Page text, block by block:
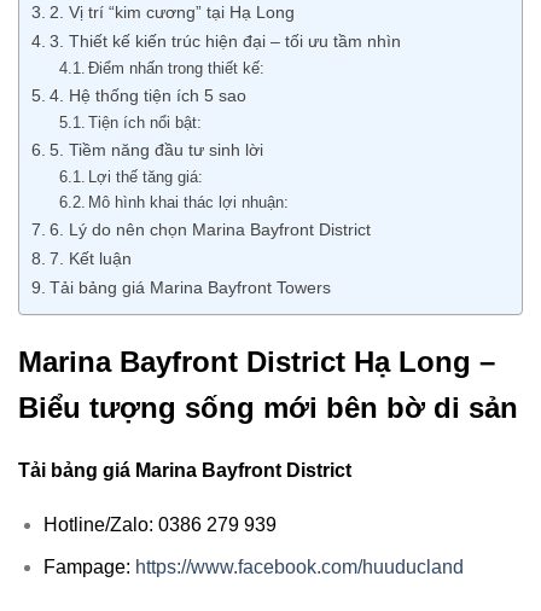
2. Vị trí “kim cương” tại Hạ Long
3. Thiết kế kiến trúc hiện đại – tối ưu tầm nhìn
Điểm nhấn trong thiết kế:
4. Hệ thống tiện ích 5 sao
Tiện ích nổi bật:
5. Tiềm năng đầu tư sinh lời
Lợi thế tăng giá:
Mô hình khai thác lợi nhuận:
6. Lý do nên chọn Marina Bayfront District
7. Kết luận
Tải bảng giá Marina Bayfront Towers
Marina Bayfront District Hạ Long –
Biểu tượng sống mới bên bờ di sản
Tải bảng giá Marina Bayfront District
Hotline/Zalo: 0386 279 939
Fampage: https://www.facebook.com/huuducland